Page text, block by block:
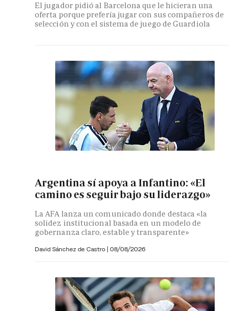
El jugador pidió al Barcelona que le hicieran una
oferta porque prefería jugar con sus compañeros de
selección y con el sistema de juego de Guardiola
Argentina sí apoya a Infantino: «El
camino es seguir bajo su liderazgo»
La AFA lanza un comunicado donde destaca «la
solidez institucional basada en un modelo de
gobernanza claro, estable y transparente»
David Sánchez de Castro | 08/08/2026